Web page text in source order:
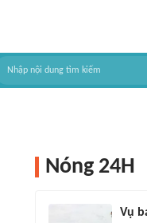
Nóng 24H
Vụ